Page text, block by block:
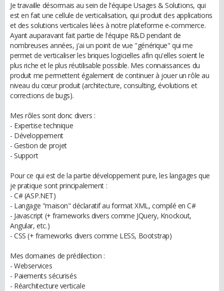
Je travaille désormais au sein de l'équipe Usages & Solutions, qui
est en fait une cellule de verticalisation, qui produit des applications
et des solutions verticales liées à notre plateforme e-commerce.
Ayant auparavant fait partie de l'équipe R&D pendant de
nombreuses années, j'ai un point de vue "générique"​ qui me
permet de verticaliser les briques logicielles afin qu'elles soient le
plus riche et le plus réutilisable possible. Mes connaissances du
produit me permettent également de continuer à jouer un rôle au
niveau du cœur produit (architecture, consulting, évolutions et
corrections de bugs).
Mes rôles sont donc divers :
- Expertise technique
- Développement
- Gestion de projet
- Support
Pour ce qui est de la partie développement pure, les langages que
je pratique sont principalement :
- C# (ASP.NET)
- Langage "maison" déclaratif au format XML, compilé en C#
- Javascript (+ frameworks divers comme JQuery, Knockout,
Angular, etc.)
- CSS (+ frameworks divers comme LESS, Bootstrap)
Mes domaines de prédilection :
- Webservices
- Paiements sécurisés
- Réarchitecture verticale